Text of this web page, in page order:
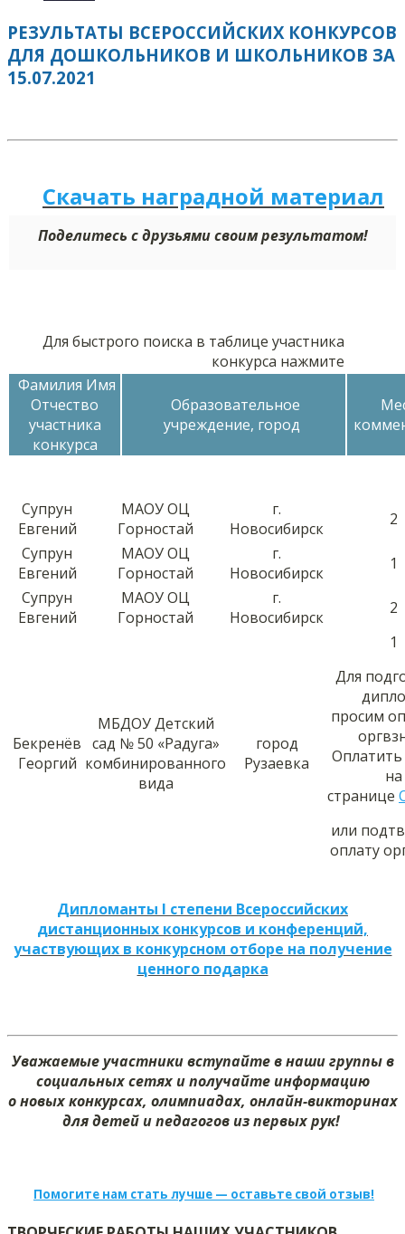
РЕЗУЛЬТАТЫ ВСЕРОССИЙСКИХ КОНКУРСОВ
ДЛЯ ДОШКОЛЬНИКОВ И ШКОЛЬНИКОВ ЗА
15.07.2021
Скачать наградной материал
Поделитесь с друзьями своим результатом!
Для быстрого поиска в таблице участника
конкурса нажмите
Фамилия Имя
Отчество
участника
конкурса
Образовательное
учреждение, город
Супрун
Евгений
МАОУ ОЦ
Горностай
г.
Новосибирск
2
Супрун
Евгений
МАОУ ОЦ
Горностай
г.
Новосибирск
1
Супрун
Евгений
МАОУ ОЦ
Горностай
г.
Новосибирск
2
Бекренёв
Георгий
МБДОУ Детский
сад № 50 «Радуга»
комбинированного
вида
город
Рузаевка
1
Для
просим
на
странице
или
оплату
Дипломанты I степени Всероссийских
дистанционных конкурсов и конференций,
участвующих в конкурсном отборе на получение
ценного подарка
Уважаемые участники вступайте в наши группы в
социальных сетях и получайте информацию
о новых конкурсах, олимпиадах, онлайн-викторинах
для детей и педагогов из первых рук!
Помогите нам стать лучше — оставьте свой отзыв!